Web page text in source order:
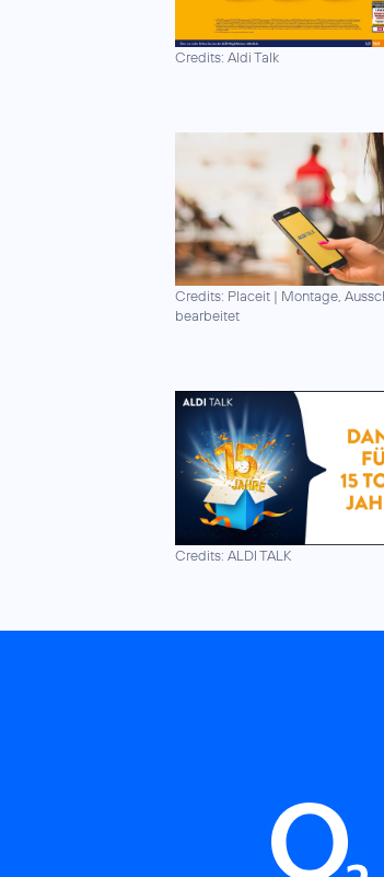
Credits: Aldi Talk
Credits: Placeit | Montage,
bearbeitet
Credits: ALDI TALK